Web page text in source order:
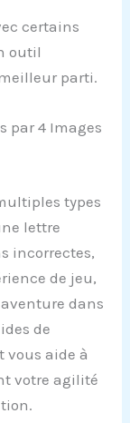
certains
outil
parti.
par 4 Images
types
lettre
incorrectes,
de jeu,
dans
de
vous aide à
votre agilité